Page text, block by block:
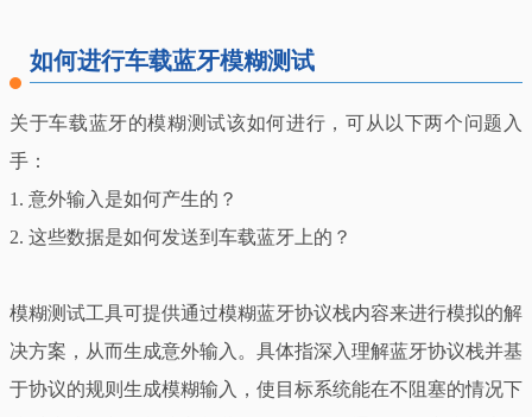
如何进行车载蓝牙模糊测试
关于车载蓝牙的模糊测试该如何进行，可从以下两个问题入
手：
1. 意外输入是如何产生的？
2. 这些数据是如何发送到车载蓝牙上的？
模糊测试工具可提供通过模糊蓝牙协议栈内容来进行模拟的解
决方案，从而生成意外输入。具体指深入理解蓝牙协议栈并基
于协议的规则生成模糊输入，使目标系统能在不阻塞的情况下